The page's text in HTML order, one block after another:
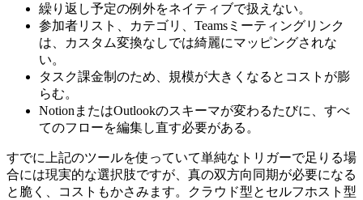
繰り返し予定の例外をネイティブで扱えない。
参加者リスト、カテゴリ、Teamsミーティングリンク
は、カスタム変換なしでは綺麗にマッピングされな
い。
タスク課金制のため、規模が大きくなるとコストが膨
らむ。
NotionまたはOutlookのスキーマが変わるたびに、すべ
てのフローを編集し直す必要がある。
すでに上記のツールを使っていて単純なトリガーで足りる場
合には現実的な選択肢ですが、真の双方向同期が必要になる
と脆く、コストもかさみます。クラウド型とセルフホスト型